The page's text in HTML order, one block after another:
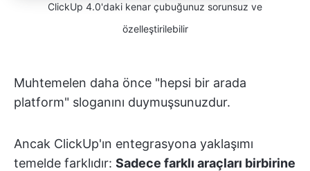
ClickUp 4.0'daki kenar çubuğunuz sorunsuz ve
özelleştirilebilir
Muhtemelen daha önce "hepsi bir arada
platform" sloganını duymuşsunuzdur.
Ancak ClickUp'ın entegrasyona yaklaşımı
temelde farklıdır: Sadece farklı araçları birbirine